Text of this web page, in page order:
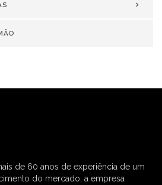
de 60 anos de experiência de um
do mercado, a empresa